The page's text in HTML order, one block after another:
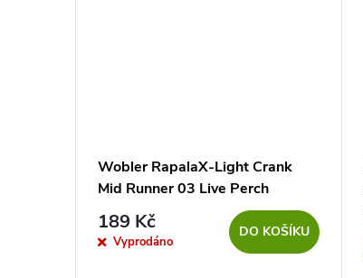
Wobler RapalaX-Light Crank
Mid Runner 03 Live Perch
189 Kč
Vyprodáno
DO KOŠÍKU